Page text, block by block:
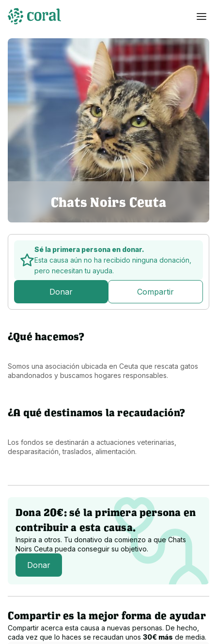
Chats Noirs Ceuta
Sé la primera persona en donar.
Esta causa aún no ha recibido ninguna donación,
pero necesitan tu ayuda.
Donar Compartir
¿Qué hacemos?
Somos una asociación ubicada en Ceuta que rescata gatos
abandonados y buscamos hogares responsables.
¿A qué destinamos la recaudación?
Los fondos se destinarán a actuaciones veterinarias,
desparasitación, traslados, alimentación.
Dona 20€: sé la primera persona en
contribuir a esta causa.
Inspira a otros. Tu donativo da comienzo a queChats
Noirs Ceuta pueda conseguir su objetivo.
Donar
Compartir es la mejor forma de ayudar
Compartir acerca esta causa a nuevas personas. De hecho,
cada vez que lo haces se recaudan unos 30€ más de media.